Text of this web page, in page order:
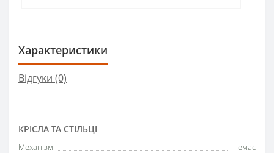
Характеристики
Відгуки (0)
КРІСЛА ТА СТІЛЬЦІ
Механізм
немає